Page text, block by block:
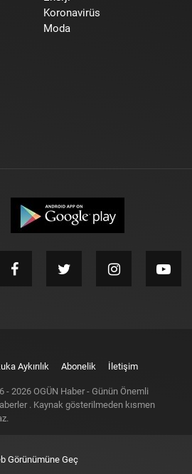
Koronavirüs
Moda
Aykırılık Abonelik İletişim
- 2026 OGÜN Haber - Günün Önemli
. Kaynak gösterilmeden kısmen
Görünümüne Geç